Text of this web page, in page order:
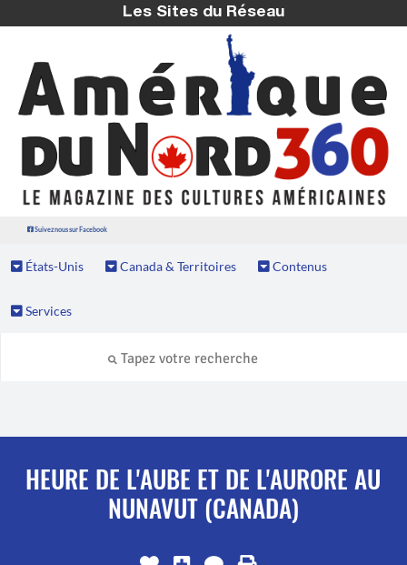
Les Sites du Réseau
Suivez nous sur Facebook
États-Unis Canada & Territoires Contenus
Services
HEURE DE L'AUBE ET DE L'AURORE AU
NUNAVUT (CANADA)